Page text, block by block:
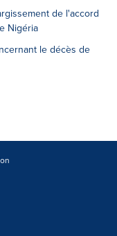
de l'accord
Nigéria
le décès de